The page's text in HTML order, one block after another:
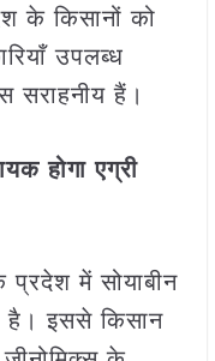
के किसानों को
उपलब्ध
सराहनीय हैं।
होगा एग्री
प्रदेश में सोयाबीन
है। इससे किसान